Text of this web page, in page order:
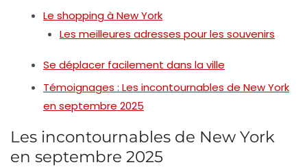
Le shopping à New York
Les meilleures adresses pour les souvenirs
Se déplacer facilement dans la ville
Témoignages : Les incontournables de New York
en septembre 2025
Les incontournables de New York
en septembre 2025